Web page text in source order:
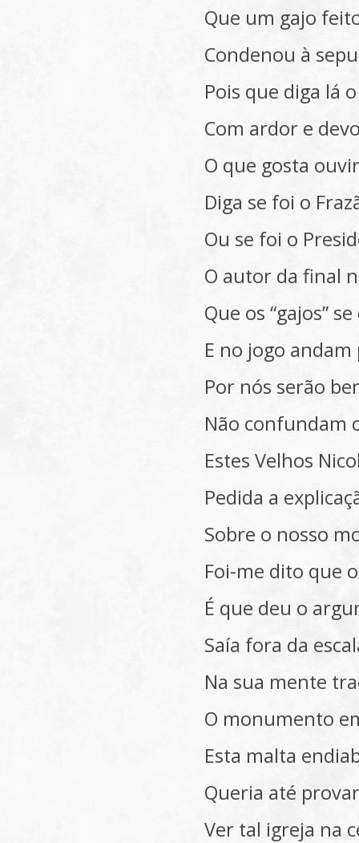
Que um gajo
Condenou à
Pois que diga lá
Com ardor e
O que gosta
Diga se foi o
Ou se foi o
O autor da final
Que os “gajos”
E no jogo andam
Por nós serão
Não confundam
Estes Velhos
Pedida a
Sobre o nosso
Foi-me dito que
É que deu o
Saía fora da
Na sua mente
O monumento
Esta malta
Queria até provar
Ver tal igreja na